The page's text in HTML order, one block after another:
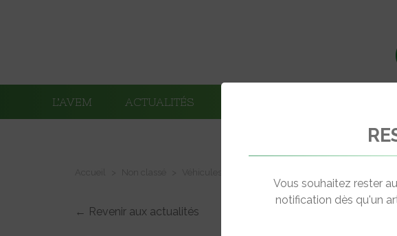
L’AVEM ACTUALITÉS
← Revenir aux actualités
Vous souhaitez rester
notification dès qu'un